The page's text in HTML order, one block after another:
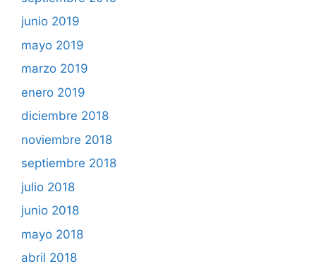
junio 2019
mayo 2019
marzo 2019
enero 2019
diciembre 2018
noviembre 2018
septiembre 2018
julio 2018
junio 2018
mayo 2018
abril 2018